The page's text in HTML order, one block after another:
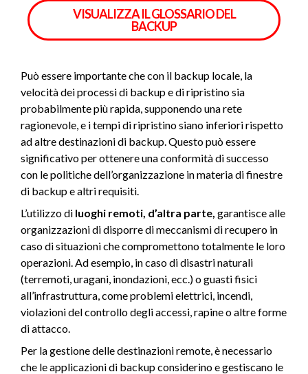
VISUALIZZA IL GLOSSARIO DEL
BACKUP
Può essere importante che con il backup locale, la
velocità dei processi di backup e di ripristino sia
probabilmente più rapida, supponendo una rete
ragionevole, e i tempi di ripristino siano inferiori rispetto
ad altre destinazioni di backup. Questo può essere
significativo per ottenere una conformità di successo
con le politiche dell’organizzazione in materia di finestre
di backup e altri requisiti.
L’utilizzo di luoghi remoti, d’altra parte, garantisce alle
organizzazioni di disporre di meccanismi di recupero in
caso di situazioni che compromettono totalmente le loro
operazioni. Ad esempio, in caso di disastri naturali
(terremoti, uragani, inondazioni, ecc.) o guasti fisici
all’infrastruttura, come problemi elettrici, incendi,
violazioni del controllo degli accessi, rapine o altre forme
di attacco.
Per la gestione delle destinazioni remote, è necessario
che le applicazioni di backup considerino e gestiscano le